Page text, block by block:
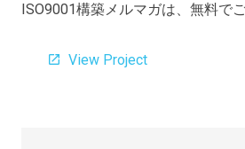
ISO9001構築メルマガは、無料で
open_in_new View Project